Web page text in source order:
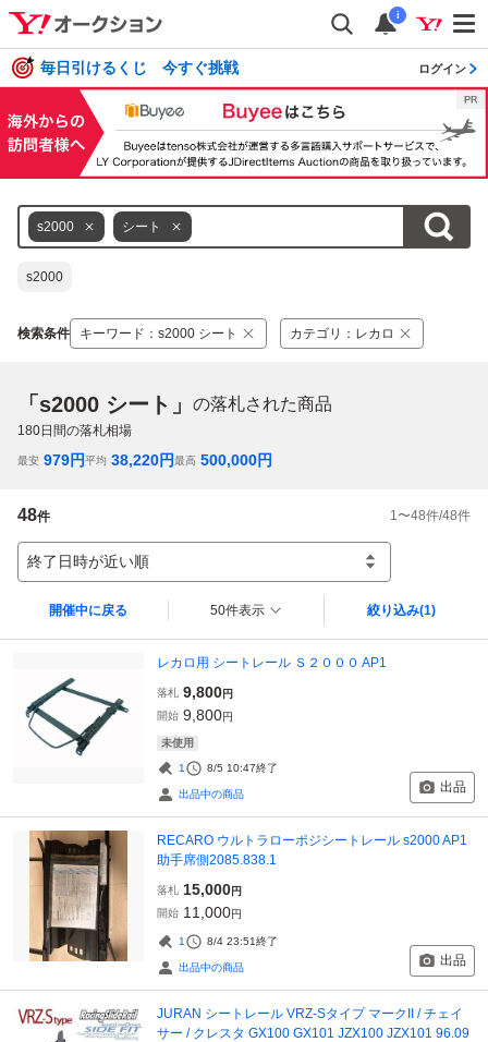
i
毎日引けるくじ 今すぐ挑戦 ログイン
s2000 シート
s2000
検索条件 キーワード ： s2000 シート カテゴリ ： レカロ
「s2000 シート」 の落札された商品
180日間の落札相場
最安 979円平均 38,220円最高 500,000円
48件 1 〜48件/48件
終了日時が近い順
開催中に戻る 50件表示 絞り込み(1)
レカロ用 シートレール Ｓ２０００ AP1
落札 9,800円
開始 9,800円
未使用
1 8/5 10:47終了
出品中の商品 出品
RECARO ウルトラローポジシートレール s2000 AP1
助手席側2085.838.1
落札 15,000円
開始 11,000円
1 8/4 23:51終了
出品中の商品 出品
JURAN シートレール VRZ-Sタイプ マークII / チェイ
サー / クレスタ GX100 GX101 JZX100 JZX101 96.09